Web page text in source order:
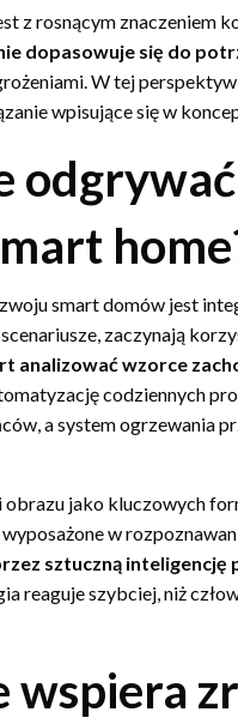
z rosnącym znaczeniem
dopasowuje się do
W tej
wpisujące się w
smart domów jest
zaczynają
analizować wzorce
codziennych
a system ogrzewania
jako kluczowych
w
sztuczną
reaguje szybciej, niż
wspiera